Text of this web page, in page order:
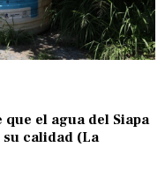
el agua del Siapa
calidad (La